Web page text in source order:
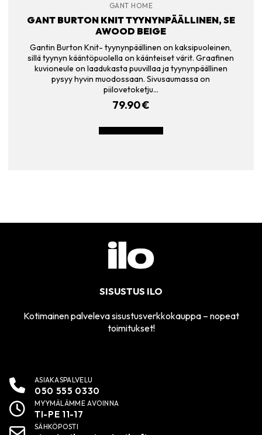
GANT HOME
GANT BURTON KNIT TYYNYNPÄÄLLINEN, SE
AWOOD BEIGE
Gantin Burton Knit- tyynynpäällinen on kaksipuoleinen,
sillä tyynyn kääntöpuolella on käänteiset värit. Graafinen
kuvioneule on laadukasta puuvillaa ja tyynynpäällinen
pysyy hyvin muodossaan. Sivusaumassa on
piilovetoketju…
79.90€
SISUSTUS ILO
Kotimainen palveleva sisustusverkkokauppa – nopeat
toimitukset!
ASIAKASPALVELU
050 555 0330
MYYMÄLÄMME AVOINNA
TI-PE 11-17
SÄHKÖPOSTI